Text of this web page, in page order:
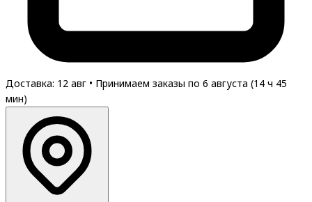
Доставка: 12 авг • Принимаем заказы по 6 августа (14 ч 45
мин)